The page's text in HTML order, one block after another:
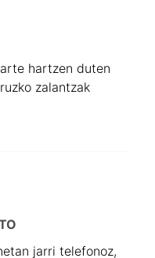
hartzen duten
zalantzak
jarri telefonoz,